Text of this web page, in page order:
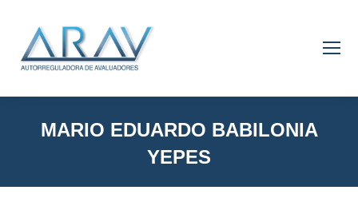
MARIO EDUARDO BABILONIA
YEPES